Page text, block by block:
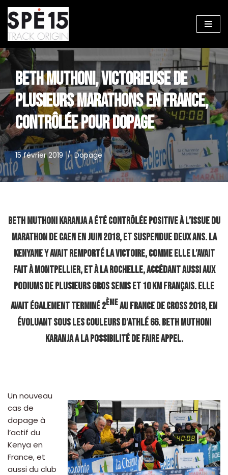
Aller
au
contenu
BETH MUTHONI, VICTORIEUSE DE
PLUSIEURS MARATHONS EN FRANCE,
CONTRÔLÉE POUR DOPAGE
15 février 2019 Dopage
Beth Muthoni Karanja a été contrôlée positive à l’issue du
marathon de Caen en juin 2018, et suspendue deux ans. La
Kenyane y avait remporté la victoire, comme elle l’avait
fait à Montpellier, et à la Rochelle, accédant aussi aux
podiums de plusieurs gros semis et 10 km français. Elle
avait également terminé 2èmeau France de cross 2018, en
évoluant sous les couleurs d’Athlé 66. Beth Muthoni
Karanja a la possibilité de faire appel.
Un nouveau
cas de
dopage à
l’actif du
Kenya en
France, et
aussi du club